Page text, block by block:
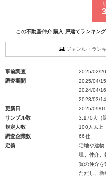
この不動産仲介 購入 戸建てランキン
ジャンル・ラン
事前調査
2025/02/
調査期間
2025/04/
2024/04/
2023/03/
更新日
2025/09/01
サンプル数
3,170人（
規定人数
100人以上
調査企業数
66社
定義
宅地や建物
理、仲介、
買の仲介
ただし、新